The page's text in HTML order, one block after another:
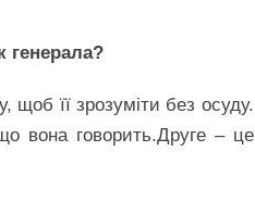
генерала?
її зрозуміти без осуду.
вона говорить.Друге – це